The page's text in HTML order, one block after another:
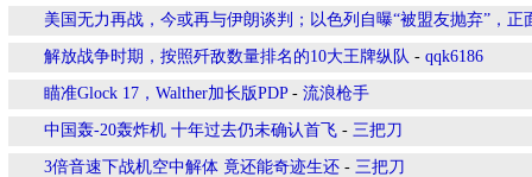
美国无力再战，今或再与伊朗谈判；以色列自曝“被盟友抛弃”，正
解放战争时期，按照歼敌数量排名的10大王牌纵队 - qqk6186
瞄准Glock 17，Walther加长版PDP- 流浪枪手
中国轰-20轰炸机 十年过去仍未确认首飞 - 三把刀
3倍音速下战机空中解体 竟还能奇迹生还 - 三把刀